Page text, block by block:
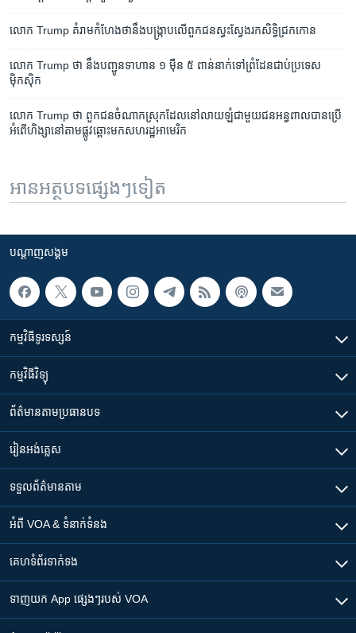
លោក Trump គំរាម​កំហែង​ថា​នឹង​បង្ក្រាប​លើ​ពួក​ជន​ស្វះស្វែង​រក​សិទ្ធិ​ជ្រកកោន
លោក Trump ថា នឹង​បញ្ជូន​ទាហាន ១ ម៉ឺន ៥ ពាន់​នាក់​ទៅ​ព្រំដែន​ជាប់​ប្រទេស​
ម៉ិកស៊ិក
លោក Trump ​ថា ​ពួកជនចំណាកស្រុក​ដែល​នៅ​លាយឡំ​ជាមួយ​ជនអន្ធពាល​បាន​ប្រើ
អំពើ​ហិង្សា​នៅ​តាម​ផ្លូវ​ឆ្ពោះ​មក​សហរដ្ឋអាមេរិក
អានអត្ថបទផ្សេងៗទៀត
បណ្តាញ​សង្គម
កម្មវិធី​ទូរទស្សន៍
កម្មវិធី​វិទ្យុ
ព័ត៌មាន​តាមប្រធានបទ​
រៀន​​អង់គ្លេស
ទទួល​ព័ត៌មាន​តាម
អំពី​ VOA & ទំនាក់ទំនង
គេហទំព័រ​​ទាក់ទង
ទាញយក​ App ផ្សេងៗ​របស់​ VOA